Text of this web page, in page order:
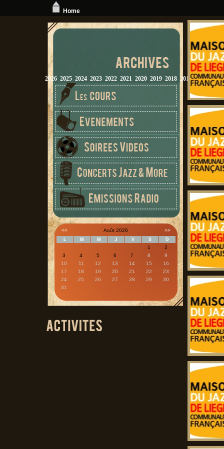
2026 2025 2024 2023 2022 2021 2020 2019 2018 2017 2016 2015
<< Août 2026 >>
L M M J V S D
1
2
3
4 5 6 7 8
9
10
11 12 13 14 15
16
17
18 19 20 21 22
23
24
25 26 27 28 29
30
31
Home